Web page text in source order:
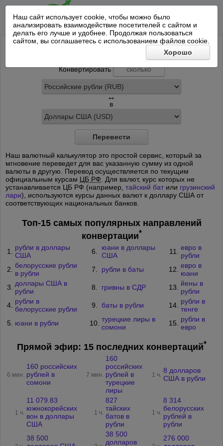
Наш сайт использует cookie, чтобы можно было
анализировать взаимодействие посетителей с сайтом и
делать его лучше и удобнее. Продолжая пользоваться
сайтом, вы соглашаетесь с использованием файлов cookie.
Хорошо
Конвертер валют онлайн
Конвертировать
в
↔
Перевести
Наш валютный калькулятор это простой сервис, который за
мгновение переведет для вас указанную сумму из одной
валюты в другую. Перевод осуществляется по текущим
официальным курсам ЦБ РФ . Для валют, курс которых не
устанавливается ЦБ РФ (например, тайский бат или грузинский
лари), используются курсы данных валют к доллару США от
соответствующих национальных банков.
Топ-15 самых популярных направлений
конвертации*
1.
рубли в доллары
США
6.
юани в доллары
США
11.
евро в
рубли
2.
белорусские рубли
в рубли
7. рубли в баты 12. евро в
юани
3.
доллары США в
рубли
8. гривны в СДР 13.
йены в
рубли
4. рубли в
белорусские рубли
9. баты в рубли 14. рубли в
тенге
5.
юани в рубли 10. турецкие лиры в
сомони
15.
рубли в
евро
Прямой эфир: 15 последних конвертаций*
6 мин.
160 российских
рублей в
сомони
7 мин.
160
российских
рублей в
турецкие
лиры
1 ч.
8 долларов
США в рубли
1 ч.
11 079.83
южнокорейских
вон в доллары
США
1 ч.
827
тайских
батов в
рубли
1 ч.
8 314
белорусских
рублей в
рубли
38 500
38 500
долларов
276 000